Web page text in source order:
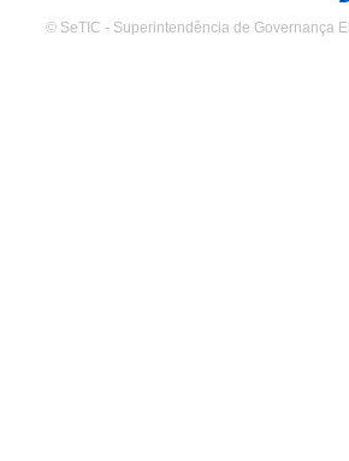
© SeTIC - Superintendência de Governança